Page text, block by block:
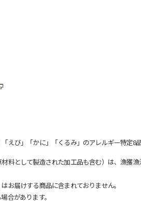
えび」「かに」「くるみ」のアレルギー特定8
料として製造された加工品も含む）は、漁獲
お届けする商品に含まれておりません。
合があります。